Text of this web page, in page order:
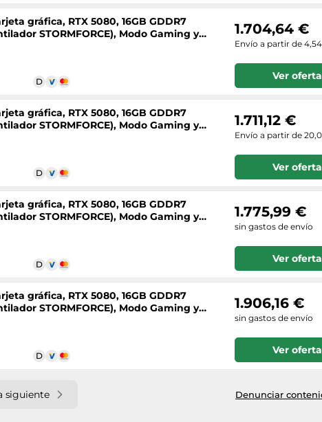
gráfica, RTX 5080, 16GB GDDR7
STORMFORCE), Modo Gaming y
1.704,64 €
Envío a partir de
Ver oferta
gráfica, RTX 5080, 16GB GDDR7
STORMFORCE), Modo Gaming y
1.711,12 €
Envío a partir de
Ver oferta
gráfica, RTX 5080, 16GB GDDR7
STORMFORCE), Modo Gaming y
1.775,99 €
sin gastos de envío
Ver oferta
gráfica, RTX 5080, 16GB GDDR7
STORMFORCE), Modo Gaming y
1.906,16 €
sin gastos de envío
Ver oferta
siguiente Denunciar